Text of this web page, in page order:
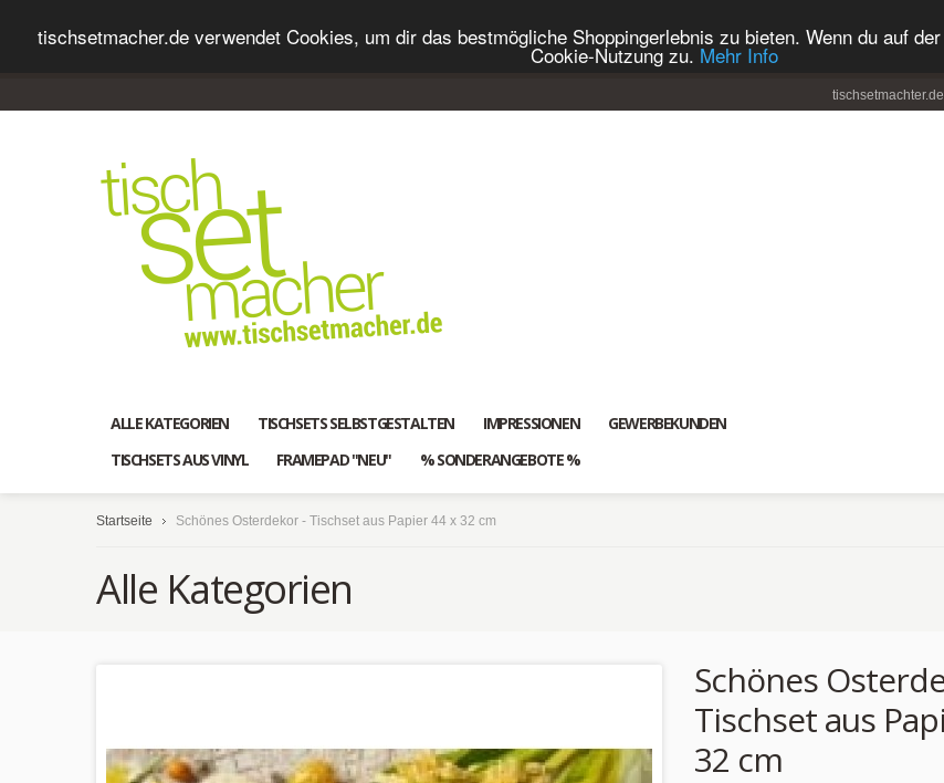
tischsetmacher.de verwendet Cookies, um dir das bestmögliche Shoppingerlebnis zu bieten. Wenn du auf
Cookie-Nutzung zu. Mehr Info
ALLE KATEGORIEN TISCHSETS SELBSTGESTALTEN IMPRESSIONEN
GEWERBEKUNDEN
TISCHSETS AUS VINYL
FRAMEPAD "NEU" % SONDERANGEBOTE %
Startseite Schönes Osterdekor - Tischset aus Papier 44 x 32 cm
Alle Kategorien
Schönes
Tischset aus
32 cm